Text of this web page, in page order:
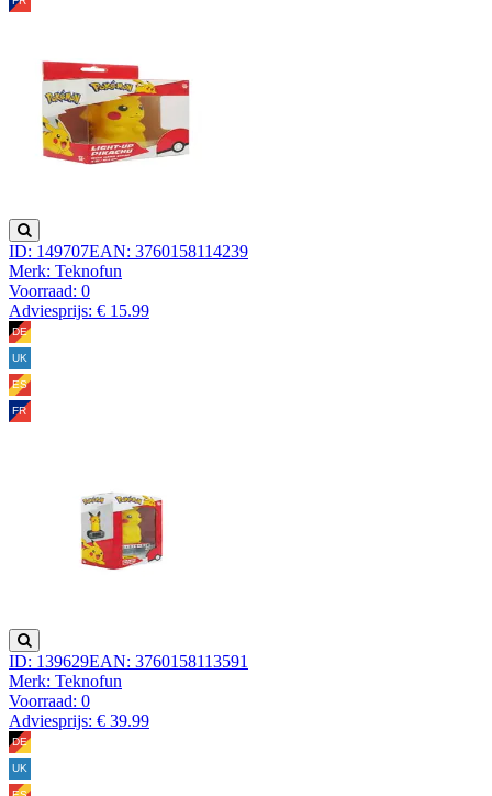
ID: 149707EAN: 3760158114239
Merk: Teknofun
Voorraad: 0
Adviesprijs: € 15.99
ID: 139629EAN: 3760158113591
Merk: Teknofun
Voorraad: 0
Adviesprijs: € 39.99